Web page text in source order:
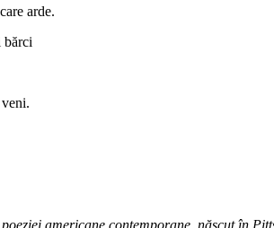
arde.
bărci
americane contemporane, născut în